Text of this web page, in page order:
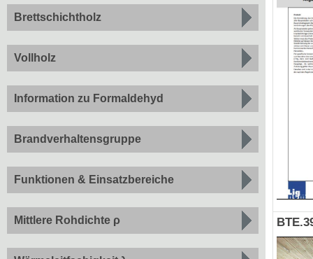
Brettschichtholz
Vollholz
Information zu Formaldehyd
Brandverhaltensgruppe
Funktionen & Einsatzbereiche
Mittlere Rohdichte ρ